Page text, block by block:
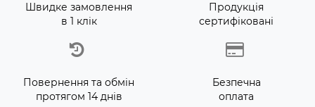
Швидке замовлення
в 1 клік
Продукція
сертифіковані
Повернення та обмін
протягом 14 днів
Безпечна
оплата